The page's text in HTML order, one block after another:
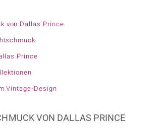
von Dallas Prince
Prince
Vintage-Design
VON DALLAS PRINCE